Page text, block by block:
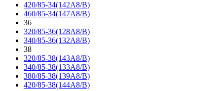
420/85-34(142A8/B)
460/85-34(147A8/B)
36
320/85-36(128A8/B)
340/85-36(132A8/B)
38
320/85-38(143A8/B)
340/85-38(133A8/B)
380/85-38(139A8/B)
420/85-38(144A8/B)